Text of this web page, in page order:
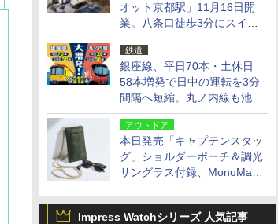
オット京都駅」11月16日開
業。八条口徒歩3分にスイー
ト含む全270室、ダイニング
も併設
鉄道
銀座線、平日70本・土休日
58本増発で日中の運転を3分
間隔へ短縮。丸ノ内線も池袋
～中野坂上を4分間隔に
アウトドア
本日発売「キャプテンスタッ
グ」ショルダーポーチ＆調光
サングラス付録、MonoMax
Impress Watchシリーズ 人気記事